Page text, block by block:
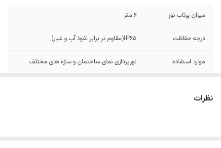
میزان پرتاب نور ۶ متر
درجه حفاظت IP65(مقاوم در برابر نفوذ آب و غبار)
موارد استفاده نورپردازی نمای ساختمان و سازه های مختلف
نظرات